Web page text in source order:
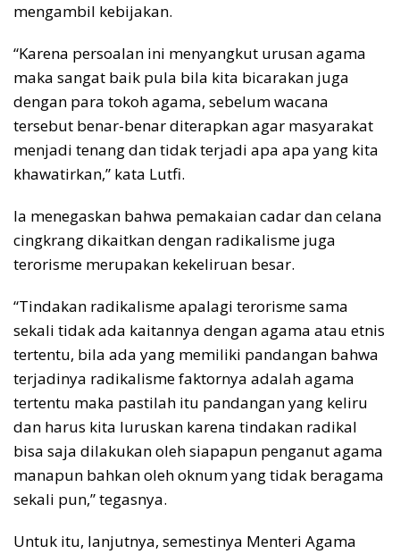
mengambil kebijakan.
“Karena persoalan ini menyangkut urusan agama
maka sangat baik pula bila kita bicarakan juga
dengan para tokoh agama, sebelum wacana
tersebut benar-benar diterapkan agar masyarakat
menjadi tenang dan tidak terjadi apa apa yang kita
khawatirkan,” kata Lutfi.
Ia menegaskan bahwa pemakaian cadar dan celana
cingkrang dikaitkan dengan radikalisme juga
terorisme merupakan kekeliruan besar.
“Tindakan radikalisme apalagi terorisme sama
sekali tidak ada kaitannya dengan agama atau etnis
tertentu, bila ada yang memiliki pandangan bahwa
terjadinya radikalisme faktornya adalah agama
tertentu maka pastilah itu pandangan yang keliru
dan harus kita luruskan karena tindakan radikal
bisa saja dilakukan oleh siapapun penganut agama
manapun bahkan oleh oknum yang tidak beragama
sekali pun,” tegasnya.
Untuk itu, lanjutnya, semestinya Menteri Agama